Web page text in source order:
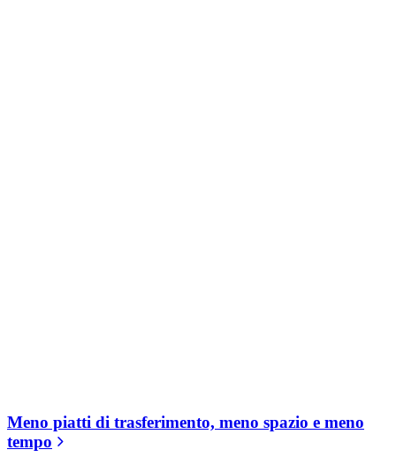
Meno piatti di trasferimento, meno spazio e meno
tempo